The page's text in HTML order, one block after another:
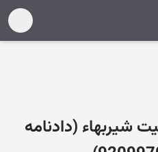
شیربهاء (دادنامه